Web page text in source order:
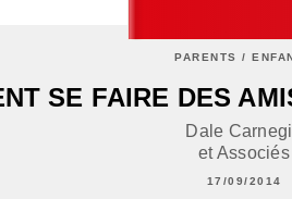
PARENTS /
SE FAIRE DES
Dale
et Associés
17/09/2014